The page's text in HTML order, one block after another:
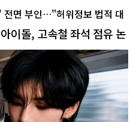
돌, 고속철 좌석 점유 논